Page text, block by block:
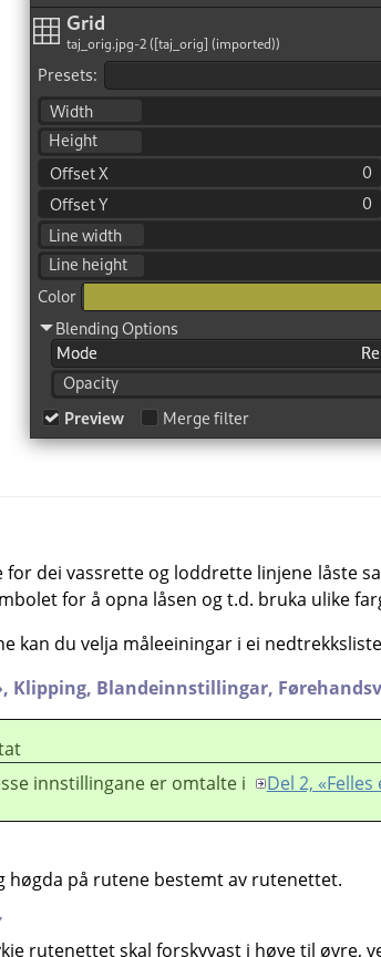
dei vassrette og loddrette linjene låste
for å opna låsen og t.d. bruka ulike
kan du velja måleeiningar i ei
, Klipping, Blandeinnstillingar,
innstillingane er omtalte i
Del 2,
høgda på rutene bestemt av rutenettet.
rutenettet skal forskyvast i høve til øvre,